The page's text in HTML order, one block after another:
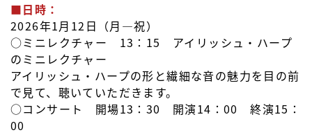
■日時：
2026年1月12日（月―祝）
○ミニレクチャー 13：15 アイリッシュ・ハープ
のミニレクチャー
アイリッシュ・ハープの形と繊細な音の魅力を目の前
で見て、聴いていただきます。
○コンサート 開場13：30 開演14：00 終演15：
00